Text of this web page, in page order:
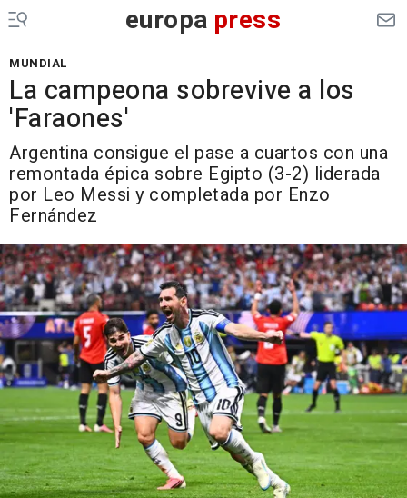
europa press
MUNDIAL
La campeona sobrevive a los
'Faraones'
Argentina consigue el pase a cuartos con una
remontada épica sobre Egipto (3-2) liderada
por Leo Messi y completada por Enzo
Fernández